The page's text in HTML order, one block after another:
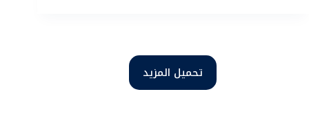
تحميل المزيد